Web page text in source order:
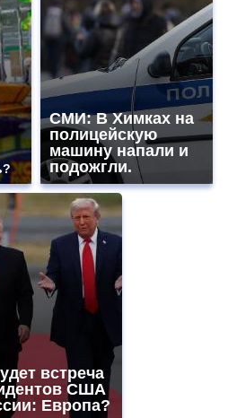
СМИ: В Химках на
полицейскую
машину напали и
подожгли.
встреча
США
Европа?